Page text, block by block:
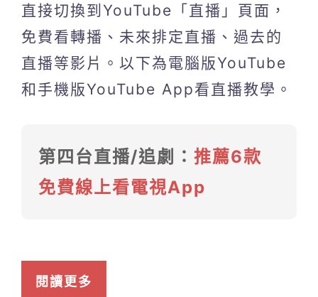
直接切換到YouTube「直播」頁面，
免費看轉播、未來排定直播、過去的
直播等影片。以下為電腦版YouTube
和手機版YouTube App看直播教學。
第四台直播/追劇： 推薦6款
免費線上看電視App
閱讀更多